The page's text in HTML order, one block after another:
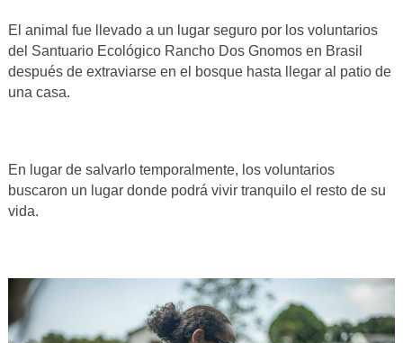
El animal fue llevado a un lugar seguro por los voluntarios
del Santuario Ecológico Rancho Dos Gnomos en Brasil
después de extraviarse en el bosque hasta llegar al patio de
una casa.
En lugar de salvarlo temporalmente, los voluntarios
buscaron un lugar donde podrá vivir tranquilo el resto de su
vida.